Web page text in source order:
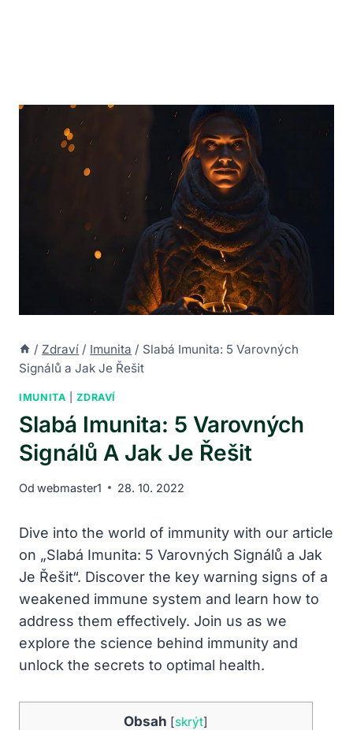
/ Zdraví / Imunita / Slabá Imunita: 5 Varovných
Signálů a Jak Je Řešit
IMUNITA |ZDRAVÍ
Slabá Imunita: 5 Varovných
Signálů A Jak Je Řešit
Od webmaster1 28. 10. 2022
Dive into the world of immunity with our article
on „Slabá Imunita: 5 Varovných Signálů a Jak
Je Řešit“. Discover the key warning signs of a
weakened immune system and learn how to
address them effectively. Join us as we
explore the science behind immunity and
unlock the secrets to optimal health.
Obsah [skrýt]